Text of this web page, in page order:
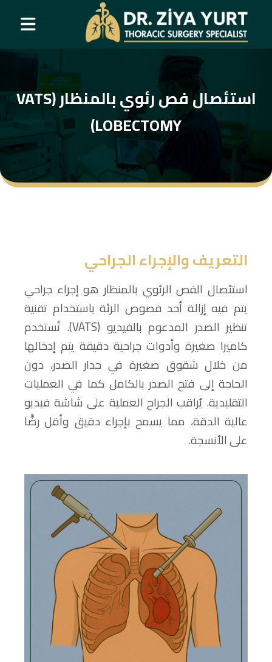
استئصال فص رئوي بالمنظار (VATS
LOBECTOMY)
التعريف والإجراء الجراحي
استئصال الفص الرئوي بالمنظار هو إجراء جراحي
يتم فيه إزالة أحد فصوص الرئة باستخدام تقنية
تنظير الصدر المدعوم بالفيديو (VATS). تُستخدم
كاميرا صغيرة وأدوات جراحية دقيقة يتم إدخالها
من خلال شقوق صغيرة في جدار الصدر، دون
الحاجة إلى فتح الصدر بالكامل كما في العمليات
التقليدية. يُراقب الجراح العملية على شاشة فيديو
عالية الدقة، مما يسمح بإجراء دقيق وأقل رضًّا
على الأنسجة.